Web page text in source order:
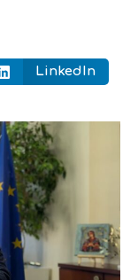
LinkedIn